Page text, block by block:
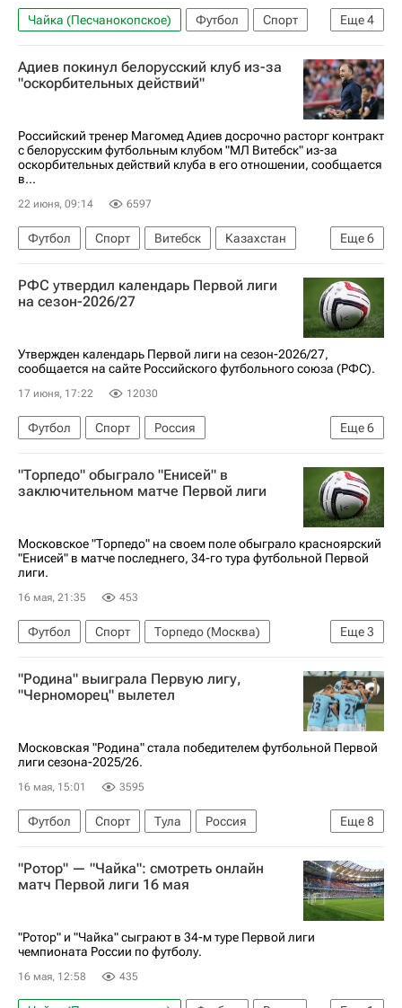
Еще4
Чайка (Песчанокопское) Футбол
Спорт
Игорь Гончар
Ростов
ПФК ЦСКА
РПЛ 2026-2027 (Чемпионат России по футболу)
Адиев покинул белорусский клуб из-за
"оскорбительных действий"
Российский тренер Магомед Адиев досрочно расторг контракт
с белорусским футбольным клубом "МЛ Витебск" из-за
оскорбительных действий клуба в его отношении, сообщается
в...
22 июня, 09:14 6597
Еще6
Футбол Спорт Витебск
Казахстан
Белоруссия
Магомед Адиев
Международная федерация футбола (ФИФА)
РФС утвердил календарь Первой лиги
на сезон-2026/27
Утвержден календарь Первой лиги на сезон-2026/27,
сообщается на сайте Российского футбольного союза (РФС).
17 июня, 17:22 12030
Еще6
Футбол Спорт
Россия
Российский футбольный союз (РФС)
Родина (Москва)
Факел
Сочи
РПЛ 2026-2027 (Чемпионат России по футболу)
"Торпедо" обыграло "Енисей" в
заключительном матче Первой лиги
Московское "Торпедо" на своем поле обыграло красноярский
"Енисей" в матче последнего, 34-го тура футбольной Первой
лиги.
16 мая, 21:35 453
Еще3
Футбол Спорт
Торпедо (Москва)
Енисей
Первая лига
РПЛ 2026-2027 (Чемпионат России по футболу)
"Родина" выиграла Первую лигу,
"Черноморец" вылетел
Московская "Родина" стала победителем футбольной Первой
лиги сезона-2025/26.
16 мая, 15:01 3595
Еще8
Футбол Спорт Тула
Россия
Ростовская область
Иван Тимошенко
Артем Максименко
Солтмурад Бакаев
Факел
Первая лига
"Ротор" — "Чайка": смотреть онлайн
матч Первой лиги 16 мая
"Ротор" и "Чайка" сыграют в 34-м туре Первой лиги
чемпионата России по футболу.
16 мая, 12:58 435